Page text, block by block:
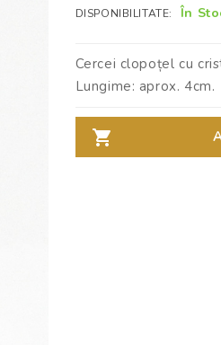
DISPONIBILITATE: În
Cercei clopoțel cu
Lungime: aprox. 4cm.